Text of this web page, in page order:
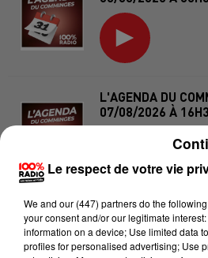
L'AGENDA DU
07/08/2026 À
L'AGENDA DU
07/08/2026 À
Le respect de votre vie
We and our (447) partnersdo the
your consent and/or our legitimate
information on a device; Use limited data
profiles for personalised advertising; Use